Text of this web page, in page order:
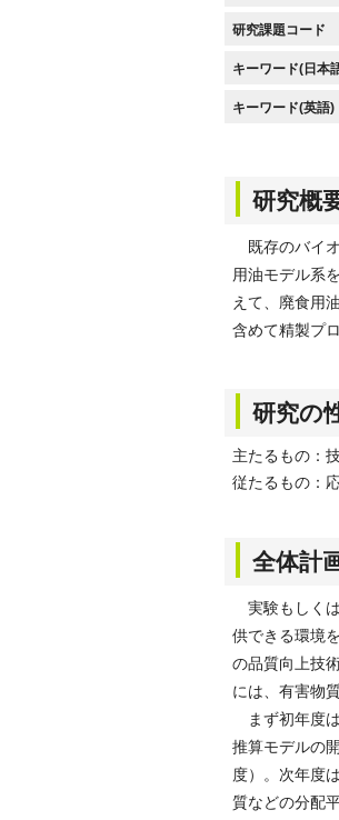
研究課題コード
キーワード(日本
キーワード(英語)
研究概
既存のバイ
用油モデル系
えて、廃食用
含めて精製プ
研究の
主たるもの：
従たるもの：
全体計
実験もしく
供できる環境
の品質向上技
には、有害物
まず初年度
推算モデルの
度）。次年度
質などの分配